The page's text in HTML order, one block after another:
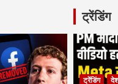
ट्रेंडिंग
ट्रेंडिंग